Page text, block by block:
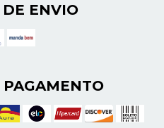
DE ENVIO